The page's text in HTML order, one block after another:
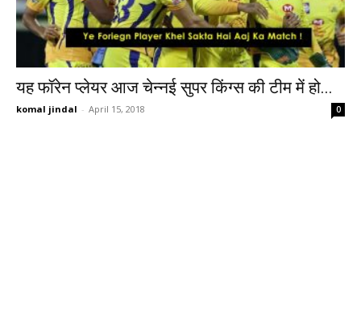
यह फॉरेन प्लेयर आज चेन्नई सुपर किंग्स की टीम में हो...
komal jindal - April 15, 2018 0